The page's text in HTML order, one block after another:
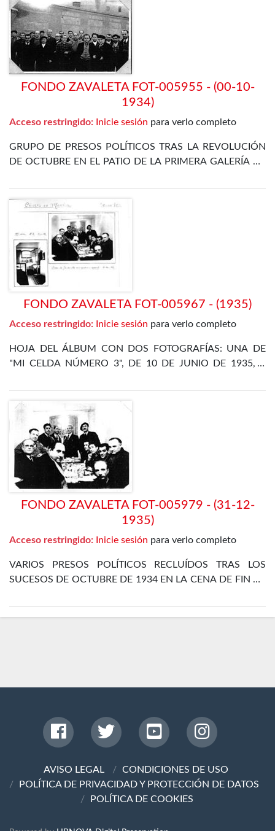
FONDO ZAVALETA FOT-005955 - (00-10-
1934)
Acceso restringido: Inicie sesión para verlo completo
GRUPO DE PRESOS POLÍTICOS TRAS LA REVOLUCIÓN
DE OCTUBRE EN EL PATIO DE LA PRIMERA GALERÍA DE
ENCUENTRA EL PROPIO ZAVALETA, ENRIQUE DE
FRANCISCO, JOSÉ GÓMEZ OSORIO, PETREL Y JOSÉ
DÍAZ ALOR
FONDO ZAVALETA FOT-005967 - (1935)
Acceso restringido: Inicie sesión para verlo completo
HOJA DEL ÁLBUM CON DOS FOTOGRAFÍAS: UNA DE
"MI CELDA NÚMERO 3", DE 10 DE JUNIO DE 1935, Y
DEPARTAMENTO ESPECIAL, DE 31 DE DICIEMBRE DE
1935
FONDO ZAVALETA FOT-005979 - (31-12-
1935)
Acceso restringido: Inicie sesión para verlo completo
VARIOS PRESOS POLÍTICOS RECLUÍDOS TRAS LOS
SUCESOS DE OCTUBRE DE 1934 EN LA CENA DE FIN DE
DE MADRID
AVISO LEGAL
CONDICIONES DE USO
POLÍTICA DE PRIVACIDAD Y PROTECCIÓN DE DATOS
POLÍTICA DE COOKIES